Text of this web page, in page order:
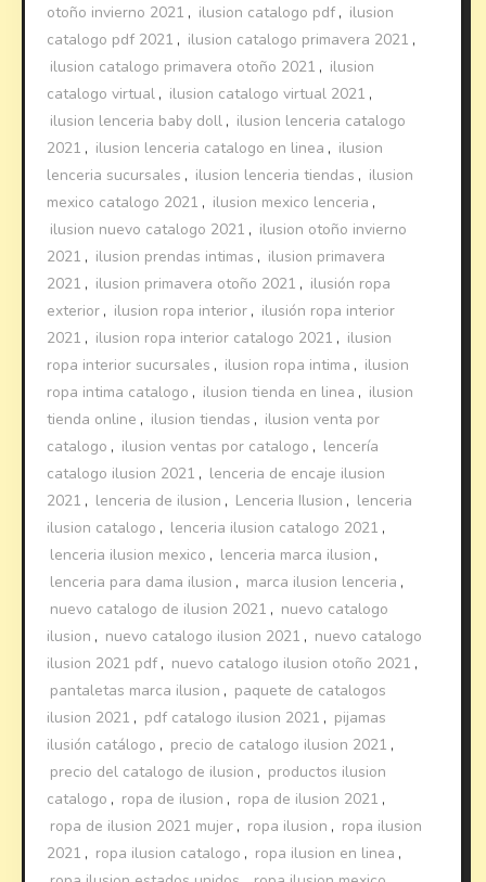
otoño invierno 2021 , ilusion catalogo pdf , ilusion
catalogo pdf 2021 , ilusion catalogo primavera 2021 ,
ilusion catalogo primavera otoño 2021 , ilusion
catalogo virtual , ilusion catalogo virtual 2021 ,
ilusion lenceria baby doll , ilusion lenceria catalogo
2021 , ilusion lenceria catalogo en linea , ilusion
lenceria sucursales , ilusion lenceria tiendas , ilusion
mexico catalogo 2021 , ilusion mexico lenceria ,
ilusion nuevo catalogo 2021 , ilusion otoño invierno
2021 , ilusion prendas intimas , ilusion primavera
2021 , ilusion primavera otoño 2021 , ilusión ropa
exterior , ilusion ropa interior , ilusión ropa interior
2021 , ilusion ropa interior catalogo 2021 , ilusion
ropa interior sucursales , ilusion ropa intima , ilusion
ropa intima catalogo , ilusion tienda en linea , ilusion
tienda online , ilusion tiendas , ilusion venta por
catalogo , ilusion ventas por catalogo , lencería
catalogo ilusion 2021 , lenceria de encaje ilusion
2021 , lenceria de ilusion , Lenceria Ilusion , lenceria
ilusion catalogo , lenceria ilusion catalogo 2021 ,
lenceria ilusion mexico , lenceria marca ilusion ,
lenceria para dama ilusion , marca ilusion lenceria ,
nuevo catalogo de ilusion 2021 , nuevo catalogo
ilusion , nuevo catalogo ilusion 2021 , nuevo catalogo
ilusion 2021 pdf , nuevo catalogo ilusion otoño 2021 ,
pantaletas marca ilusion , paquete de catalogos
ilusion 2021 , pdf catalogo ilusion 2021 , pijamas
ilusión catálogo , precio de catalogo ilusion 2021 ,
precio del catalogo de ilusion , productos ilusion
catalogo , ropa de ilusion , ropa de ilusion 2021 ,
ropa de ilusion 2021 mujer , ropa ilusion , ropa ilusion
2021 , ropa ilusion catalogo , ropa ilusion en linea ,